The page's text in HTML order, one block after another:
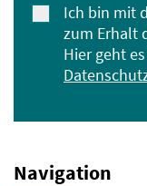
Ich bin mit
zum Erhalt
Hier geht
Navigation